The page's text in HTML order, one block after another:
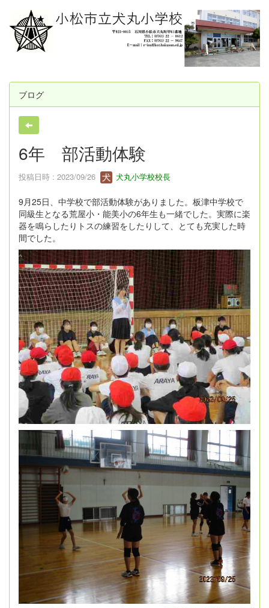
ブログ
6年 部活動体験
投稿日時 : 2023/09/26 犬丸小学校校長
9月25日、中学校で部活動体験がありました。板津中学校で
同級生となる荒屋小・能美小の6年生も一緒でした。実際に楽
器を鳴らしたりトスの練習をしたりして、とても充実した時
間でした。